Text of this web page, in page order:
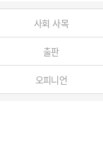
사회 사목
출판
오피니언